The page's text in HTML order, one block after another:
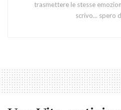
trasmettere le stesse
scrivo... spero